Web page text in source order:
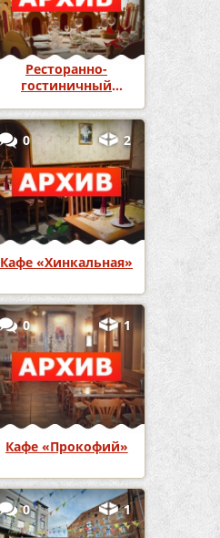
Ресторанно-
гостиничный
«Версаль»
0 2
Кафе «Хинкальная»
0 1
Кафе «Прокофий»
0 1